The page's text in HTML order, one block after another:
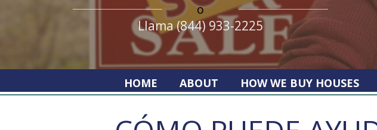
o
Llama (844) 933-2225
HOME ABOUT HOW WE BUY HOUSES